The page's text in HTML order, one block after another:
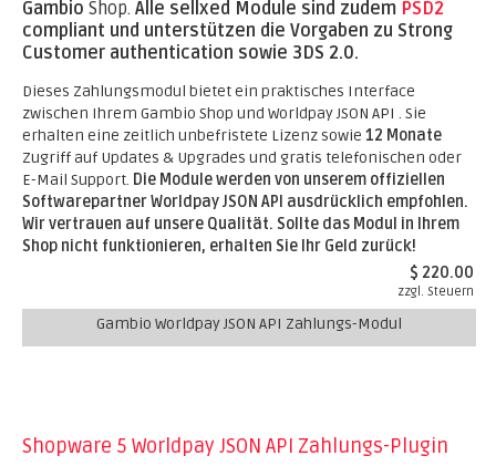
Gambio Shop. Alle sellxed Module sind zudem PSD2
compliant und unterstützen die Vorgaben zu Strong
Customer authentication sowie 3DS 2.0.
Dieses Zahlungsmodul bietet ein praktisches Interface
zwischen Ihrem Gambio Shop und Worldpay JSON API . Sie
erhalten eine zeitlich unbefristete Lizenz sowie 12 Monate
Zugriff auf Updates & Upgrades und gratis telefonischen oder
E-Mail Support. Die Module werden von unserem offiziellen
Softwarepartner Worldpay JSON API ausdrücklich empfohlen.
Wir vertrauen auf unsere Qualität. Sollte das Modul in Ihrem
Shop nicht funktionieren, erhalten Sie Ihr Geld zurück!
$ 220.00
zzgl. Steuern
Gambio Worldpay JSON API Zahlungs-Modul
Shopware 5 Worldpay JSON API Zahlungs-Plugin